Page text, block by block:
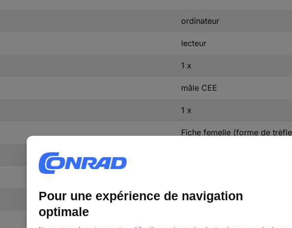
ordinateur
lecteur
1 x
mâle CEE
1 x
Fiche femelle (forme de
droit